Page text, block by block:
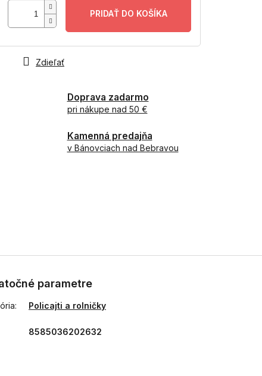
PRIDAŤ DO KOŠÍKA
Doprava zadarmo
pri nákupe nad 50 €
Kamenná predajňa
v Bánovciach nad Bebravou
Zdieľať
parametre
: Policajti a rolničky
8585036202632